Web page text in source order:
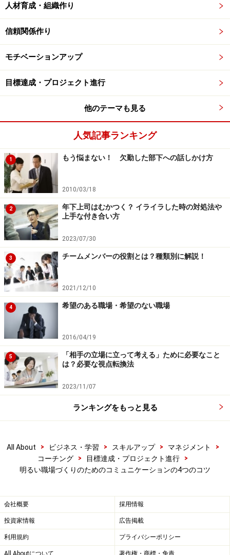
明るい職場つくりのコツ3. 相手の行動を承
認する
挨拶のところで触れたように、人がやる気にならず、気
分が暗くなる要因に、「私はここにいなくてもいいんじ
かれると、人に関わらないようになり、会話も少なくな
ここで効果的なのは、お互いに声をかけあうことです。
「何について声をかければいいのか……」と考えてしまっ
たら、部下や身近な人を観察し、ちょっとした違いや気
づいたことについて、声をかけてみましょう。
「今日はいつもより早く書類が上がってきましたね」
「会議に早めに来ていたね」
「今日はいつもよりも張り切っているね」
など、観察して気づいた事実を伝えること。これをコー
チングのスキルでは「承認」と言います。別にほめる必
要はありません。ただ、「あなたのことに気づいていま
すよ」と伝えるだけで、相手はやる気やエネルギーが向
上するのです。
明るい職場つくりのコツ4. あなたが「ご機
嫌に」1日を始める
まわりの雰囲気を明るくしたいのであれば、まず、あな
か1つ、好きなことから始めましょう。散歩をする、好
きな音楽を聴きながら出勤する、朝会社に着いたらおい
気が出るようなことを実践しましょう。
気分が高揚すると、自然とコミュニケーションの量が増
えます。人の気分を変えることは難しいですが、自分自
身の気分を高めるのはあなた次第です。まずは、そこか
人材育成・組織作り
信頼関係作り
モチベーションアップ
目標達成・プロジェクト進行
他のテーマも見る
人気記事ランキング
1 もう悩まない！ 欠勤した部下への話しかけ方
2010/03/18
2
年下上司はむかつく？ イライラした時の対処法や
上手な付き合い方
2023/07/30
3 チームメンバーの役割とは？種類別に解説！
2021/12/10
4 希望のある職場・希望のない職場
2016/04/19
5
「相手の立場に立って考える」ために必要なこと
は？必要な視点転換法
2023/11/07
ランキングをもっと見る
All About > ビジネス・学習 > スキルアップ > マネジメント
>
コーチング
> 目標達成・プロジェクト進行
>
明るい職場づくりのためのコミュニケーションの4つのコツ
会社概要 採用情報
投資家情報 広告掲載
利用規約 プライバシーポリシー
All Aboutについて 著作権・商標・免責